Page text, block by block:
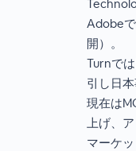
Adobe
開）。
Turnで
引し日
現在は
上げ、
マーケッ